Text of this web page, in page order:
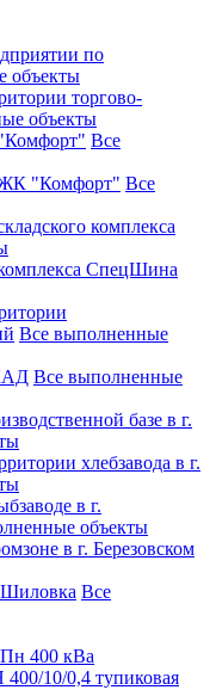
по
объекты
торгово-
объекты
Все
"Комфорт" Все
комплекса
СпецШина
Все выполненные
Все выполненные
базе в г.
хлебзавода в г.
в г.
объекты
в г. Березовском
Все
400 кВа
10/0,4 тупиковая